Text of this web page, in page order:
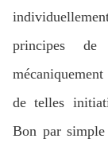
principes
de telles
Bon par